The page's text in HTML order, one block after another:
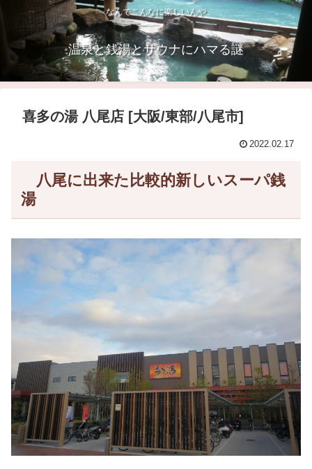
なんでこんなに楽しいんや
温泉と銭湯とサウナにハマる謎
喜多の湯 八尾店 [大阪/東部/八尾市]
2022.02.17
八尾に出来た比較的新しいスーパ銭
湯